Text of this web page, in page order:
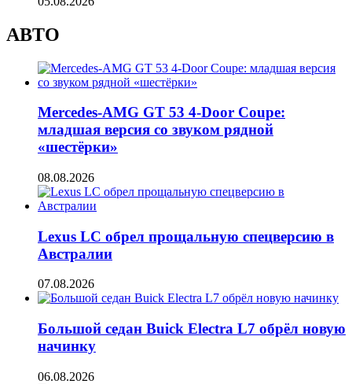
АВТО
Mercedes-AMG GT 53 4-Door Coupe:
младшая версия со звуком рядной
«шестёрки»
08.08.2026
Lexus LC обрел прощальную спецверсию в
Австралии
07.08.2026
Большой седан Buick Electra L7 обрёл новую
начинку
06.08.2026